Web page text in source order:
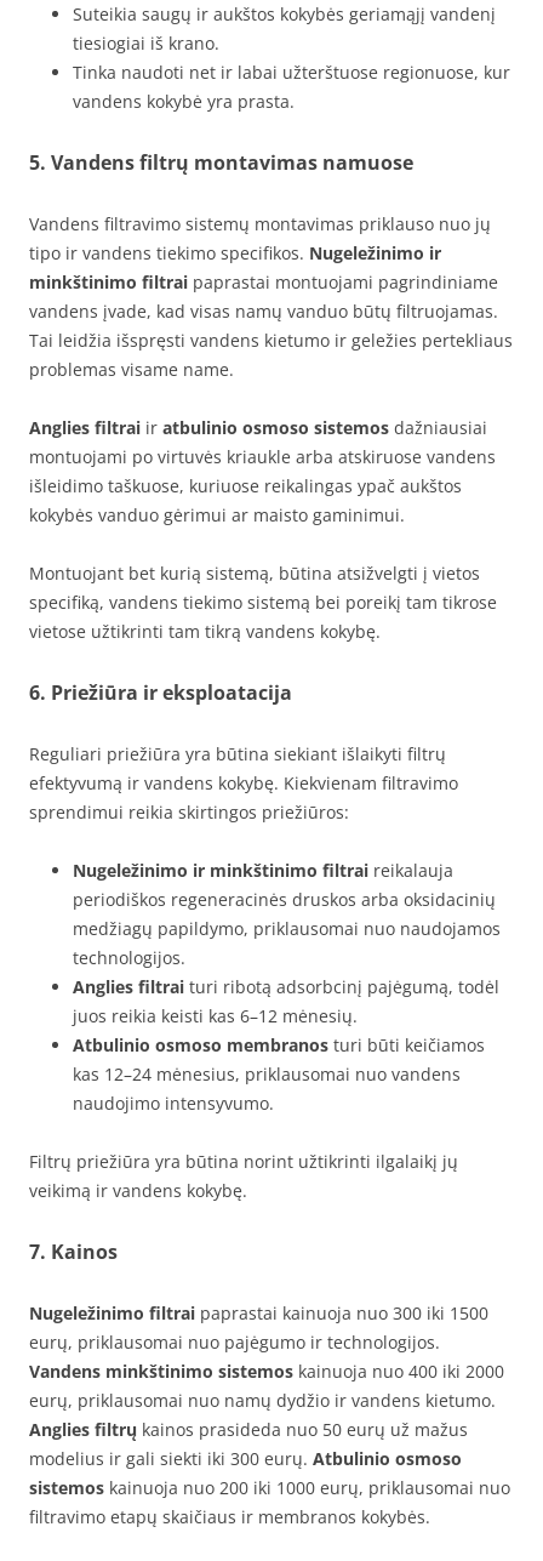
Suteikia saugų ir aukštos kokybės geriamąjį vandenį
tiesiogiai iš krano.
Tinka naudoti net ir labai užterštuose regionuose, kur
vandens kokybė yra prasta.
5. Vandens filtrų montavimas namuose
Vandens filtravimo sistemų montavimas priklauso nuo jų
tipo ir vandens tiekimo specifikos. Nugeležinimo ir
minkštinimo filtrai paprastai montuojami pagrindiniame
vandens įvade, kad visas namų vanduo būtų filtruojamas.
Tai leidžia išspręsti vandens kietumo ir geležies pertekliaus
problemas visame name.
Anglies filtrai ir atbulinio osmoso sistemos dažniausiai
montuojami po virtuvės kriaukle arba atskiruose vandens
išleidimo taškuose, kuriuose reikalingas ypač aukštos
kokybės vanduo gėrimui ar maisto gaminimui.
Montuojant bet kurią sistemą, būtina atsižvelgti į vietos
specifiką, vandens tiekimo sistemą bei poreikį tam tikrose
vietose užtikrinti tam tikrą vandens kokybę.
6. Priežiūra ir eksploatacija
Reguliari priežiūra yra būtina siekiant išlaikyti filtrų
efektyvumą ir vandens kokybę. Kiekvienam filtravimo
sprendimui reikia skirtingos priežiūros:
Nugeležinimo ir minkštinimo filtrai reikalauja
periodiškos regeneracinės druskos arba oksidacinių
medžiagų papildymo, priklausomai nuo naudojamos
technologijos.
Anglies filtrai turi ribotą adsorbcinį pajėgumą, todėl
juos reikia keisti kas 6–12 mėnesių.
Atbulinio osmoso membranos turi būti keičiamos
kas 12–24 mėnesius, priklausomai nuo vandens
naudojimo intensyvumo.
Filtrų priežiūra yra būtina norint užtikrinti ilgalaikį jų
veikimą ir vandens kokybę.
7. Kainos
Nugeležinimo filtrai paprastai kainuoja nuo 300 iki 1500
eurų, priklausomai nuo pajėgumo ir technologijos.
Vandens minkštinimo sistemos kainuoja nuo 400 iki 2000
eurų, priklausomai nuo namų dydžio ir vandens kietumo.
Anglies filtrų kainos prasideda nuo 50 eurų už mažus
modelius ir gali siekti iki 300 eurų. Atbulinio osmoso
sistemos kainuoja nuo 200 iki 1000 eurų, priklausomai nuo
filtravimo etapų skaičiaus ir membranos kokybės.